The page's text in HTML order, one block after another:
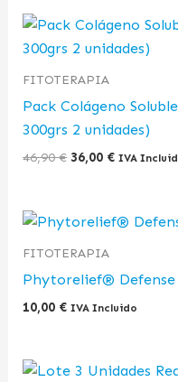
FITOTERAPIA
Pack Colágeno
300grs 2 unidades)
46,90€
El
precio
original
era:
46,90 €.
36,00 €
El
actual
IVA
FITOTERAPIA
Phytorelief® Defense
10,00 € IVA Incluido
El
El